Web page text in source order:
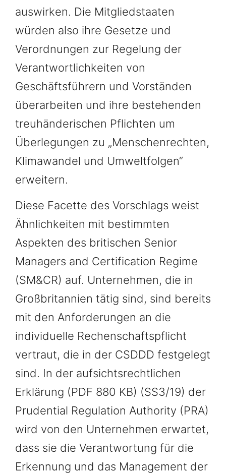
auswirken. Die Mitgliedstaaten
würden also ihre Gesetze und
Verordnungen zur Regelung der
Verantwortlichkeiten von
Geschäftsführern und Vorständen
überarbeiten und ihre bestehenden
treuhänderischen Pflichten um
Überlegungen zu „Menschenrechten,
Klimawandel und Umweltfolgen“
erweitern.
Diese Facette des Vorschlags weist
Ähnlichkeiten mit bestimmten
Aspekten des britischen Senior
Managers and Certification Regime
(SM&CR) auf. Unternehmen, die in
Großbritannien tätig sind, sind bereits
mit den Anforderungen an die
individuelle Rechenschaftspflicht
vertraut, die in der CSDDD festgelegt
sind. In der aufsichtsrechtlichen
Erklärung (PDF 880 KB) (SS3/19) der
Prudential Regulation Authority (PRA)
wird von den Unternehmen erwartet,
dass sie die Verantwortung für die
Erkennung und das Management der